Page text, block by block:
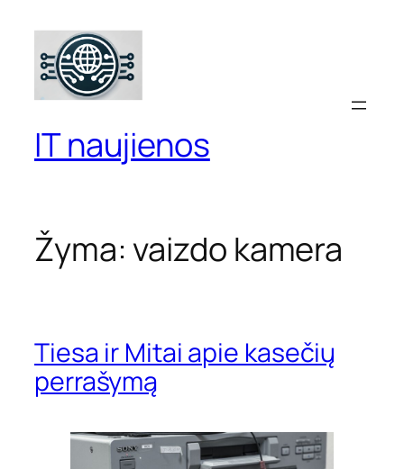
turinio
IT naujienos
Žyma: vaizdo kamera
Tiesa ir Mitai apie kasečių
perrašymą